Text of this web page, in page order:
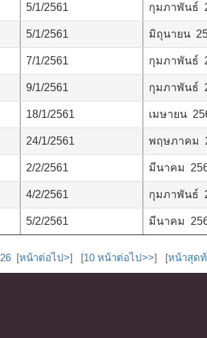
5/1/2561 กุมภาพันธ์
5/1/2561 มิถุนายน
7/1/2561 กุมภาพันธ์
9/1/2561 กุมภาพันธ์
18/1/2561 เมษายน
24/1/2561 พฤษภาคม
2/2/2561 มีนาคม
4/2/2561 กุมภาพันธ์
5/2/2561 มีนาคม
26[หน้าต่อไป>] [10 หน้าต่อไป>>] [หน้าสุด